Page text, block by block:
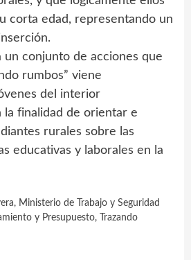
corta edad, representando un
un conjunto de acciones que
rumbos” viene
del interior
la finalidad de orientar e
rurales sobre las
educativas y laborales en la
, Ministerio de Trabajo y Seguridad
y Presupuesto,
Trazando